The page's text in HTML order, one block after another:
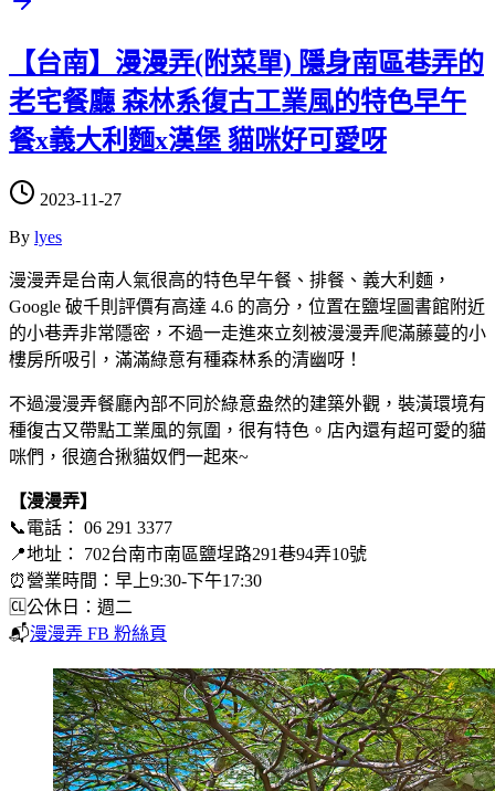
【台南】漫漫弄(附菜單) 隱身南區巷弄的
老宅餐廳 森林系復古工業風的特色早午
餐x義大利麵x漢堡 貓咪好可愛呀
2023-11-27
By lyes
漫漫弄是台南人氣很高的特色早午餐、排餐、義大利麵，
Google 破千則評價有高達 4.6 的高分，位置在鹽埕圖書館附近
的小巷弄非常隱密，不過一走進來立刻被漫漫弄爬滿藤蔓的小
樓房所吸引，滿滿綠意有種森林系的清幽呀！
不過漫漫弄餐廳內部不同於綠意盎然的建築外觀，裝潢環境有
種復古又帶點工業風的氛圍，很有特色。店內還有超可愛的貓
咪們，很適合揪貓奴們一起來~
【漫漫弄】
📞電話： 06 291 3377
📍地址： 702台南市南區鹽埕路291巷94弄10號
⏰營業時間：早上9:30-下午17:30
🆑公休日：週二
📬漫漫弄 FB 粉絲頁